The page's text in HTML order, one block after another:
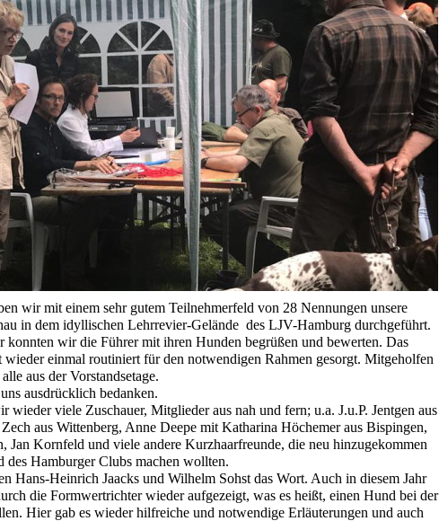
wir mit einem sehr gutem Teilnehmerfeld von 28 Nennungen unsere
in dem idyllischen Lehrrevier-Gelände des LJV-Hamburg durchgeführt.
konnten wir die Führer mit ihren Hunden begrüßen und bewerten. Das
wieder einmal routiniert für den notwendigen Rahmen gesorgt. Mitgeholfen
aus der Vorstandsetage.
ausdrücklich bedanken.
wieder viele Zuschauer, Mitglieder aus nah und fern; u.a. J.u.P. Jentgen aus
aus Wittenberg, Anne Deepe mit Katharina Höchemer aus Bispingen,
Jan Kornfeld und viele andere Kurzhaarfreunde, die neu hinzugekommen
des Hamburger Clubs machen wollten.
Hans-Heinrich Jaacks und Wilhelm Sohst das Wort. Auch in diesem Jahr
die Formwertrichter wieder aufgezeigt, was es heißt, einen Hund bei der
Hier gab es wieder hilfreiche und notwendige Erläuterungen und auch